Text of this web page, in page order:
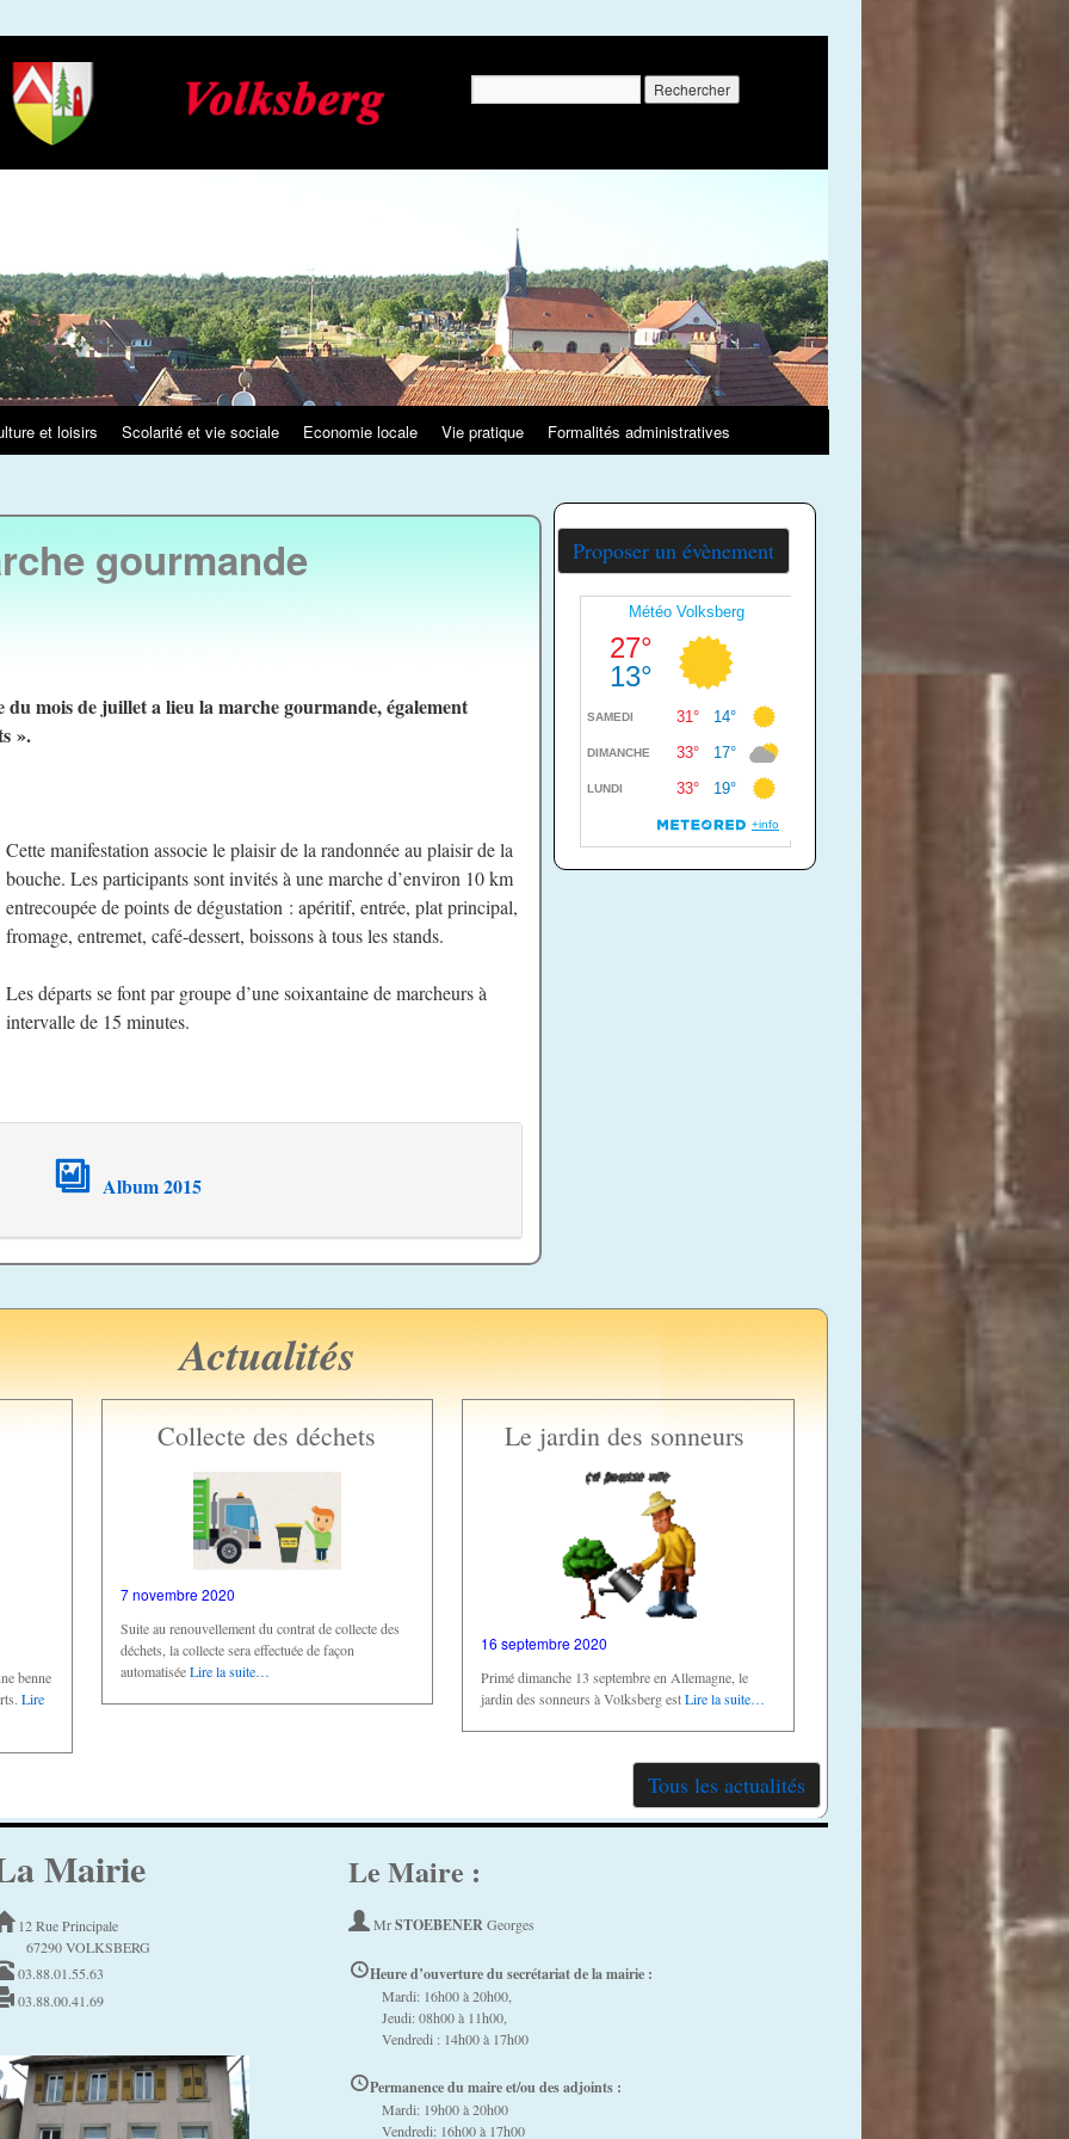
et loisirs Scolarité et vie sociale Economie locale Vie pratique Formalités administratives
gourmande
du mois de juillet a lieu la marche gourmande, également
».
Cette manifestation associe le plaisir de la randonnée au plaisir de la
bouche. Les participants sont invités à une marche d’environ 10 km
entrecoupée de points de dégustation : apéritif, entrée, plat principal,
fromage, entremet, café-dessert, boissons à tous les stands.
Les départs se font par groupe d’une soixantaine de marcheurs à
intervalle de 15 minutes.
Album 2015
Actualités
benne
Lire
Collecte des déchets
7 novembre 2020
Suite au renouvellement du contrat de collecte des
déchets, la collecte sera effectuée de façon
automatiséeLire la suite…
Le jardin des sonneurs
16 septembre 2020
Primé dimanche 13 septembre en Allemagne, le
jardin des sonneurs à Volksberg estLire la suite…
Tous les actualités
Proposer un évènement
Mairie
12 Rue Principale
67290 VOLKSBERG
03.88.01.55.63
03.88.00.41.69
Le Maire :
MrSTOEBENERGeorges
Heure d’ouverture du secrétariat de la mairie :
Mardi: 16h00 à 20h00,
Jeudi: 08h00 à 11h00,
Vendredi : 14h00 à 17h00
Permanence du maire et/ou des adjoints :
Mardi: 19h00 à 20h00
Vendredi: 16h00 à 17h00